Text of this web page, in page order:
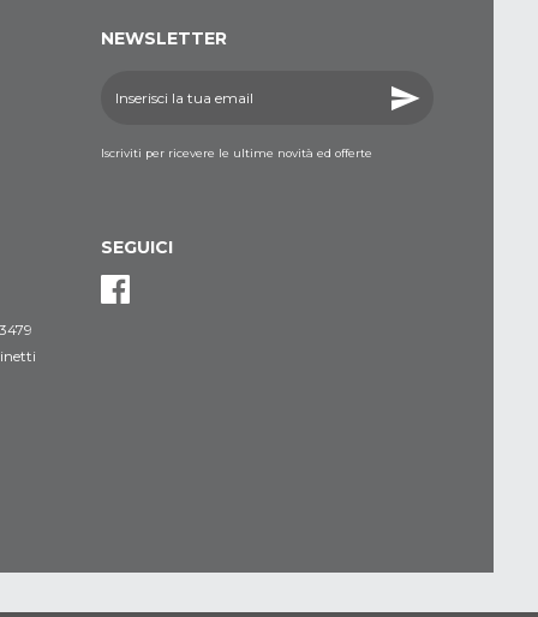
NEWSLETTER
Iscriviti per ricevere le ultime novità ed offerte
SEGUICI